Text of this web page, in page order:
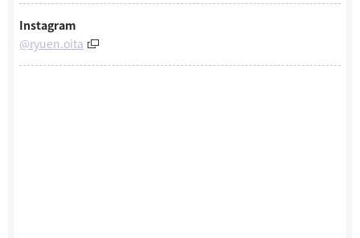
Instagram
@ryuen.oita